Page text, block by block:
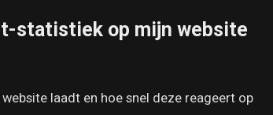
statistiek op mijn website
laadt en hoe snel deze reageert op